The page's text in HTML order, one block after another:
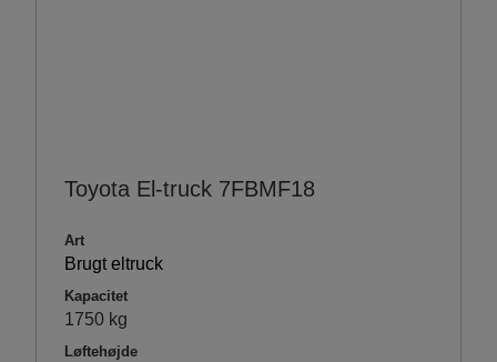
Toyota El-truck 7FBMF18
Art
Brugt eltruck
Kapacitet
1750 kg
Løftehøjde